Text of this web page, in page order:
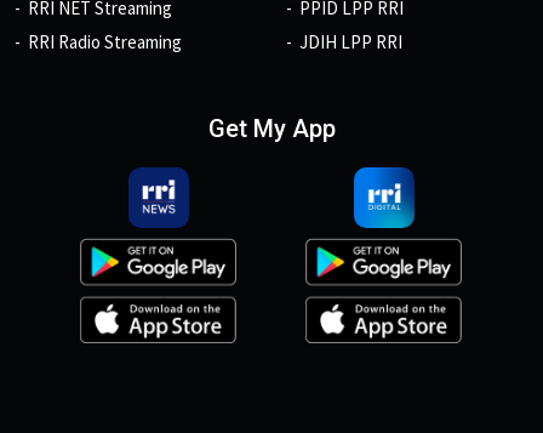
RRI NET Streaming
RRI Radio Streaming
PPID LPP RRI
JDIH LPP RRI
Get My App